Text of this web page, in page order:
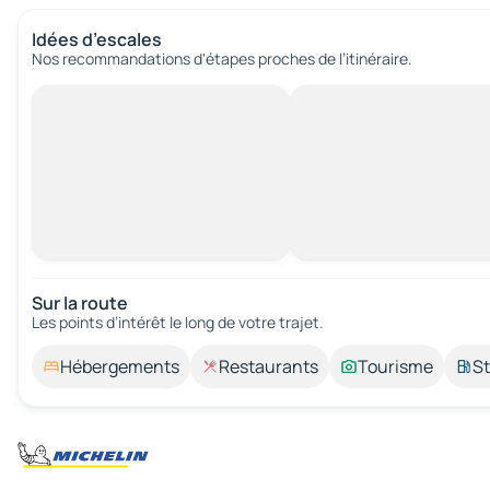
Idées d’escales
Nos recommandations d'étapes proches de l’itinéraire.
Sur la route
Les points d’intérêt le long de votre trajet.
Hébergements Restaurants Tourisme